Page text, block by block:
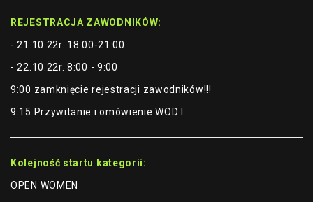
REJESTRACJA ZAWODNIKÓW:
- 21.10.22r. 18:00-21:00
- 22.10.22r. 8:00 - 9:00
9:00 zamknięcie rejestracji zawodników!!!
9.15 Przywitanie i omówienie WOD I
Kolejność startu kategorii:
OPEN WOMEN